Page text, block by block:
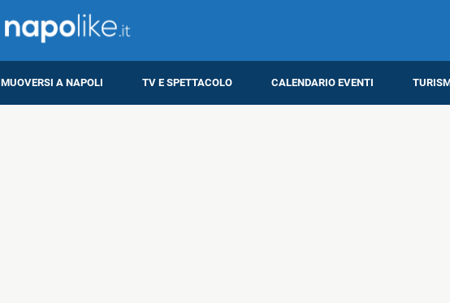
MUOVERSI A NAPOLI TV E SPETTACOLO CALENDARIO EVENTI